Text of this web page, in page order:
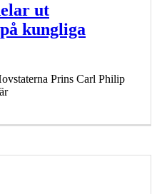
ut
kungliga
Prins Carl Philip